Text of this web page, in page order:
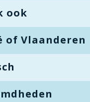
ook
of Vlaanderen